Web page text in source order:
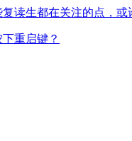
读生都在关注的点，或
重启键？